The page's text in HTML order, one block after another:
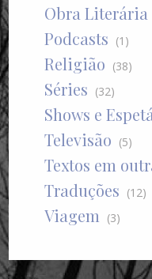
Obra Literária
Podcasts (1)
Religião (38)
Séries (32)
Shows e
Televisão (5)
Textos em
Traduções (12)
Viagem (3)